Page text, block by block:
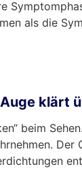
als die
klärt
beim